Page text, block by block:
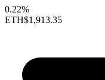
0.22%
ETH$1,913.35